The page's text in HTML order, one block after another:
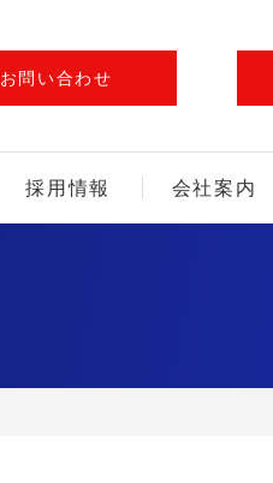
お問い合わせ
採用情報 会社案内